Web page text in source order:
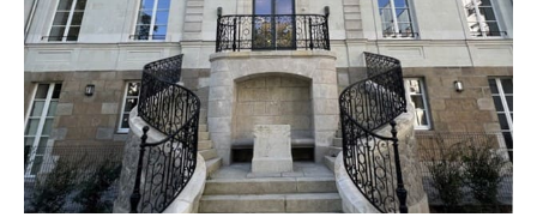
Jardins d’Augustin